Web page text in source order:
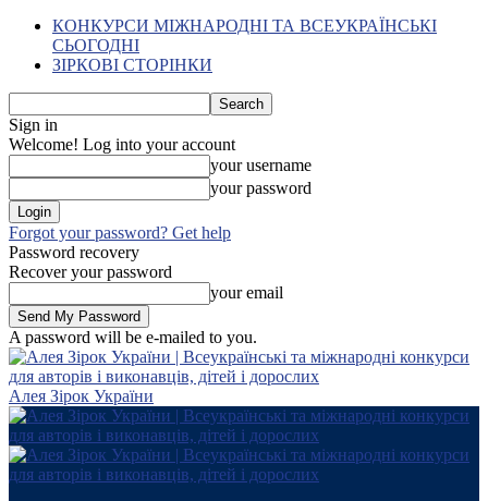
КОНКУРСИ МІЖНАРОДНІ ТА ВСЕУКРАЇНСЬКІ
СЬОГОДНІ
ЗІРКОВІ СТОРІНКИ
Sign in
Welcome! Log into your account
your username
your password
Forgot your password? Get help
Password recovery
Recover your password
your email
A password will be e-mailed to you.
Алея Зірок України